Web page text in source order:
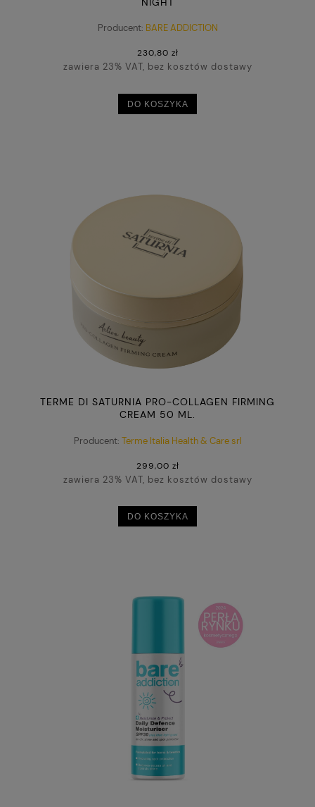
Producent: BARE ADDICTION
230,80 zł
zawiera 23% VAT, bez kosztów dostawy
DO KOSZYKA
TERME DI SATURNIA PRO-COLLAGEN FIRMING
CREAM 50 ML.
Producent: Terme Italia Health & Care srl
299,00 zł
zawiera 23% VAT, bez kosztów dostawy
DO KOSZYKA